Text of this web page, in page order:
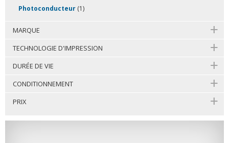
Photoconducteur (1)
MARQUE
TECHNOLOGIE D'IMPRESSION
DURÉE DE VIE
CONDITIONNEMENT
PRIX